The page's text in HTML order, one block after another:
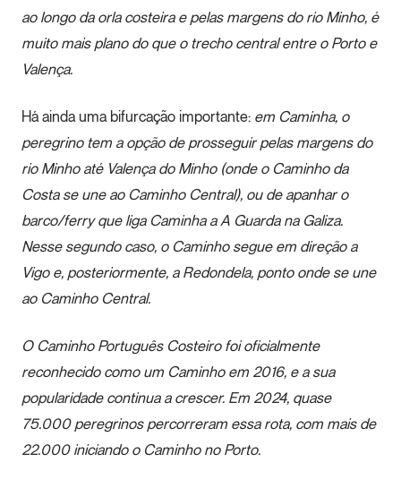
ao longo da orla costeira e pelas margens do rio Minho, é
muito mais plano do que o trecho central entre o Porto e
Valença.
Há ainda uma bifurcação importante: em Caminha, o
peregrino tem a opção de prosseguir pelas margens do
rio Minho até Valença do Minho (onde o Caminho da
Costa se une ao Caminho Central), ou de apanhar o
barco/ferry que liga Caminha a A Guarda na Galiza.
Nesse segundo caso, o Caminho segue em direção a
Vigo e, posteriormente, a Redondela, ponto onde se une
ao Caminho Central.
O Caminho Português Costeiro foi oficialmente
reconhecido como um Caminho em 2016, e a sua
popularidade continua a crescer. Em 2024, quase
75.000 peregrinos percorreram essa rota, com mais de
22.000 iniciando o Caminho no Porto.